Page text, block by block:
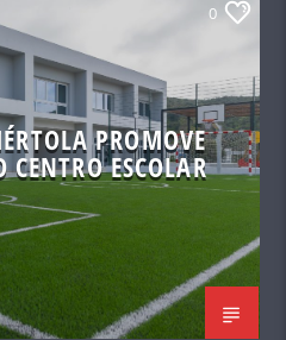
0
PROMOVE
ESCOLAR